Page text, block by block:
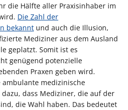
die Hälfte aller Praxisinhaber im
Die Zahl der
bekannt und auch die Illusion,
Mediziner aus dem Ausland
geplatzt. Somit ist es
genügend potenzielle
Praxen geben wird.
medizinische
dass Mediziner, die auf der
die Wahl haben. Das bedeutet